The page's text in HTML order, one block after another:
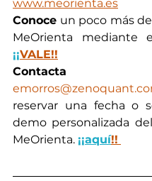
www.meorienta.es
Conoce un poco más
¡¡VALE!!
Contacta
reservar una fecha o
demo personalizada
MeOrienta. ¡¡aquí!!